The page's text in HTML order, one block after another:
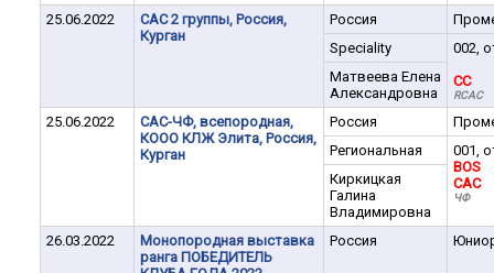
25.06.2022
САС 2 группы, Россия,
Курган
Россия
Speciality
002,
CC
RCAC
Матвеева Елена
Александровна
25.06.2022
САС-ЧФ, всепородная,
КООО КЛЖ Элита, Россия,
Курган
Россия
Региональная
001,
BOS
CAC
ЧФ
Киркицкая
Галина
Владимировна
26.03.2022
Монопородная выставка
ранга ПОБЕДИТЕЛЬ
Россия